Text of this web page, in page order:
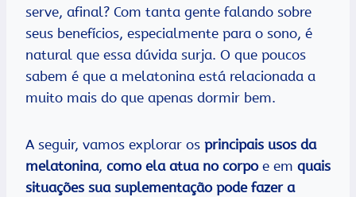
serve, afinal? Com tanta gente falando sobre
seus benefícios, especialmente para o sono, é
natural que essa dúvida surja. O que poucos
sabem é que a melatonina está relacionada a
muito mais do que apenas dormir bem.
A seguir, vamos explorar os principais usos da
melatonina, como ela atua no corpoe em quais
situações sua suplementação pode fazer a